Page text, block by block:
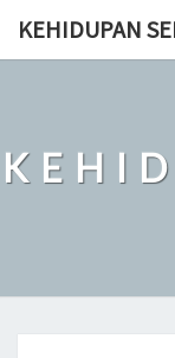
KEHIDUPAN